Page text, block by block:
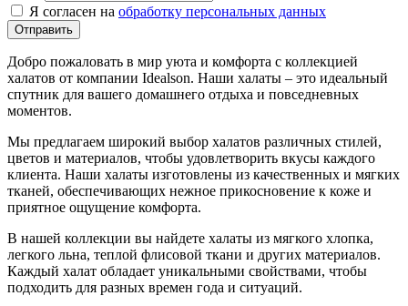
Я согласен на обработку персональных данных
Отправить
Добро пожаловать в мир уюта и комфорта с коллекцией
халатов от компании Idealson. Наши халаты – это идеальный
спутник для вашего домашнего отдыха и повседневных
моментов.
Мы предлагаем широкий выбор халатов различных стилей,
цветов и материалов, чтобы удовлетворить вкусы каждого
клиента. Наши халаты изготовлены из качественных и мягких
тканей, обеспечивающих нежное прикосновение к коже и
приятное ощущение комфорта.
В нашей коллекции вы найдете халаты из мягкого хлопка,
легкого льна, теплой флисовой ткани и других материалов.
Каждый халат обладает уникальными свойствами, чтобы
подходить для разных времен года и ситуаций.